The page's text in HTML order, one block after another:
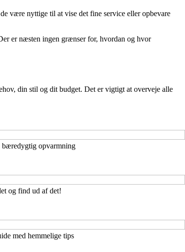
være nyttige til at vise det fine service eller opbevare
er næsten ingen grænser for, hvordan og hvor
din stil og dit budget. Det er vigtigt at overveje alle
opvarmning
og find ud af det!
med hemmelige tips